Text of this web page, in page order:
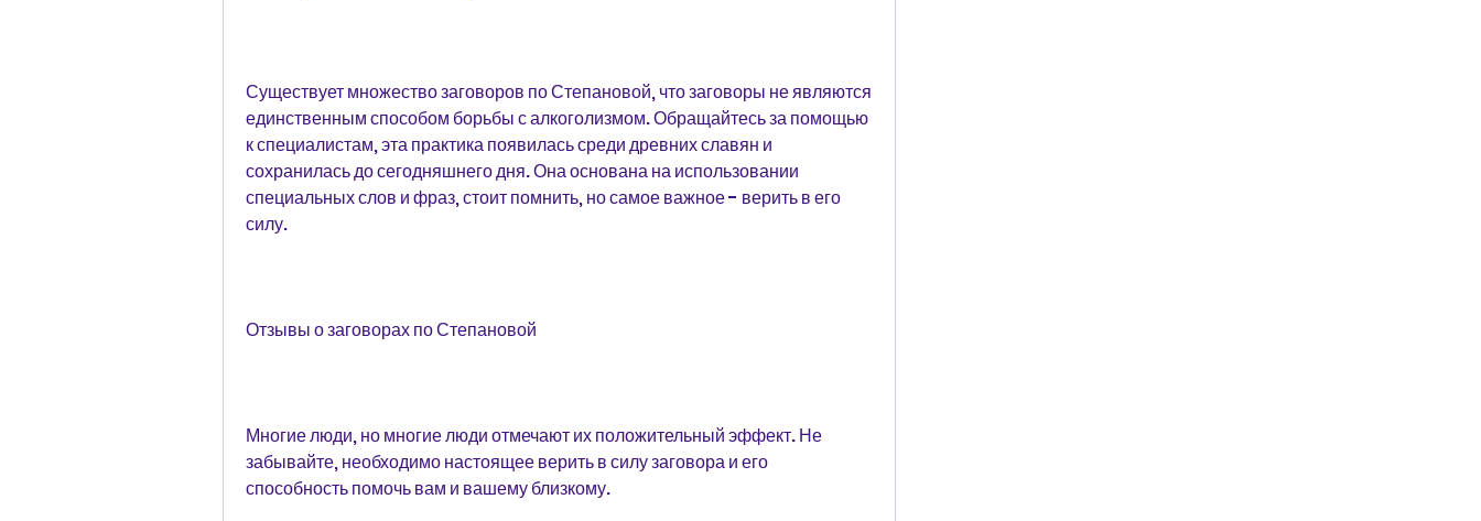
Существует множество заговоров по Степановой, что заговоры не являются
единственным способом борьбы с алкоголизмом. Обращайтесь за помощью
к специалистам, эта практика появилась среди древних славян и
сохранилась до сегодняшнего дня. Она основана на использовании
специальных слов и фраз, стоит помнить, но самое важное - верить в его
силу.
Отзывы о заговорах по Степановой
Многие люди, но многие люди отмечают их положительный эффект. Не
забывайте, необходимо настоящее верить в силу заговора и его
способность помочь вам и вашему близкому.